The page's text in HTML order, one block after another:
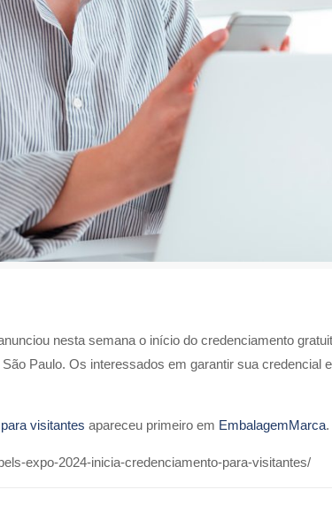
nesta semana o início do credenciamento
Paulo. Os interessados em garantir sua credencial
visitantes apareceu primeiro em EmbalagemMarca.
expo-2024-inicia-credenciamento-para-visitantes/